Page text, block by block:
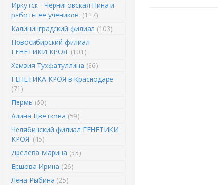
Иркутск - Черниговская Нина и
работы ее учеников. (137)
Калининградский филиал (103)
Новосибирский филиал
ГЕНЕТИКИ КРОЯ. (101)
Хамзия Тухфатуллина (86)
ГЕНЕТИКА КРОЯ в Краснодаре
(71)
Пермь (60)
Алина Цветкова (59)
Челябинский филиал ГЕНЕТИКИ
КРОЯ. (45)
Дрелева Марина (33)
Ершова Ирина (26)
Лена Рыбина (25)